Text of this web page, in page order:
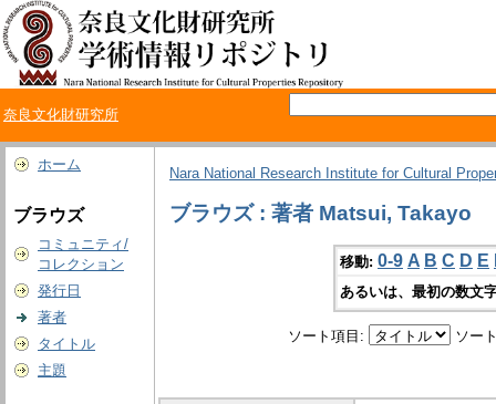
奈良文化財研究所
ホーム
ブラウズ
コミュニティ/
コレクション
発行日
著者
タイトル
主題
Nara National Research Institute for Cultural
ブラウズ : 著者 Matsui, Takayo
移動: 0-9 A B C D E
あるいは、最初の数文
ソート項目: ソー